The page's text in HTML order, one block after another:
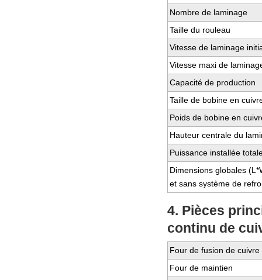
Nombre de laminage
Taille du rouleau
Vitesse de laminage
Vitesse maxi de
Capacité de production
Taille de bobine en
Poids de bobine en
Hauteur centrale du
Puissance installée
Dimensions globales
et sans système de
4. Pièces
continu de
Four de fusion de cuivre
Four de maintien